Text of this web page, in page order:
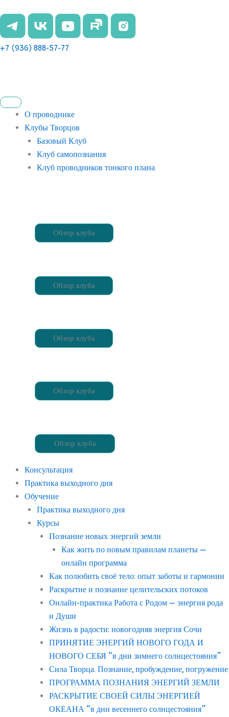
к
содержимому
+7 (936) 888-57-77
О проводнике
Клубы Творцов
Базовый Клуб
Клуб самопознания
Клуб проводников тонкого плана
Обзор клуба
Обзор клуба
Обзор клуба
Обзор клуба
Обзор клуба
Консультация
Практика выходного дня
Обучение
Практика выходного дня
Курсы
Познание новых энергий земли
Как жить по новым правилам планеты —
онлайн программа
Как полюбить своё тело: опыт заботы и гармонии
Раскрытие и познание целительских потоков
Онлайн-практика Работа с Родом — энергия рода
и Души
Жизнь в радости: новогодняя энергия Сочи
ПРИНЯТИЕ ЭНЕРГИЙ НОВОГО ГОДА И
НОВОГО СЕБЯ “в дни зимнего солнцестояния”
Сила Творца. Познание, пробуждение, погружение
ПРОГРАММА ПОЗНАНИЯ ЭНЕРГИЙ ЗЕМЛИ
РАСКРЫТИЕ СВОЕЙ СИЛЫ ЭНЕРГИЕЙ
ОКЕАНА “в дни весеннего солнцестояния”